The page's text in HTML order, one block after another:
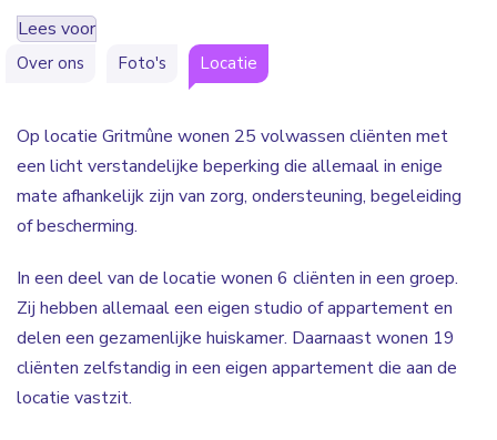
Lees voor
Over ons Foto's Locatie
Op locatie Gritmûne wonen 25 volwassen cliënten met
een licht verstandelijke beperking die allemaal in enige
mate afhankelijk zijn van zorg, ondersteuning, begeleiding
of bescherming.
In een deel van de locatie wonen 6 cliënten in een groep.
Zij hebben allemaal een eigen studio of appartement en
delen een gezamenlijke huiskamer. Daarnaast wonen 19
cliënten zelfstandig in een eigen appartement die aan de
locatie vastzit.